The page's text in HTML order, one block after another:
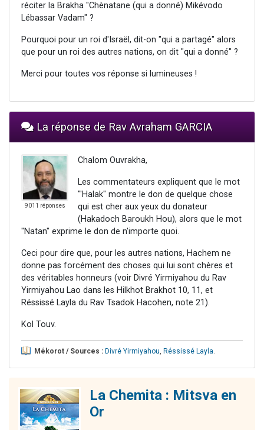
réciter la Brakha "Chènatane (qui a donné) Mikévodo
Lébassar Vadam" ?
Pourquoi pour un roi d'Israël, dit-on "qui a partagé" alors
que pour un roi des autres nations, on dit "qui a donné" ?
Merci pour toutes vos réponse si lumineuses !
La réponse de Rav Avraham GARCIA
9011 réponses
Chalom Ouvrakha,
Les commentateurs expliquent que le mot
"'Halak" montre le don de quelque chose
qui est cher aux yeux du donateur
(Hakadoch Baroukh Hou), alors que le mot
"Natan" exprime le don de n'importe quoi.
Ceci pour dire que, pour les autres nations, Hachem ne
donne pas forcément des choses qui lui sont chères et
des véritables honneurs (voir Divré Yirmiyahou du Rav
Yirmiyahou Lao dans les Hilkhot Brakhot 10, 11, et
Réssissé Layla du Rav Tsadok Hacohen, note 21).
Kol Touv.
Mékorot / Sources : Divré Yirmiyahou, Réssissé Layla.
La Chemita : Mitsva en
Or